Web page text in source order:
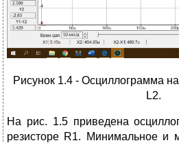
Рисунок 1.4 - Осциллограмма
L2.
На рис. 1.5 приведена
резисторе R1. Минимальное и